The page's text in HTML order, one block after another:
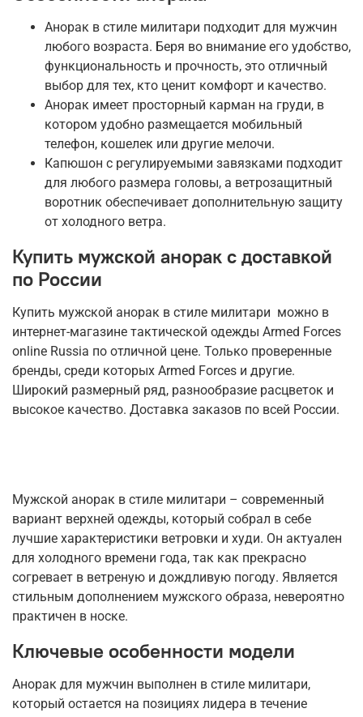
Анорак в стиле милитари подходит для мужчин
любого возраста. Беря во внимание его удобство,
функциональность и прочность, это отличный
выбор для тех, кто ценит комфорт и качество.
Анорак имеет просторный карман на груди, в
котором удобно размещается мобильный
телефон, кошелек или другие мелочи.
Капюшон с регулируемыми завязками подходит
для любого размера головы, а ветрозащитный
воротник обеспечивает дополнительную защиту
от холодного ветра.
Купить мужской анорак с доставкой
по России
Купить мужской анорак в стиле милитари можно в
интернет-магазине тактической одежды Armed Forces
online Russia по отличной цене. Только проверенные
бренды, среди которых Armed Forces и другие.
Широкий размерный ряд, разнообразие расцветок и
высокое качество. Доставка заказов по всей России.
Мужской анорак в стиле милитари – современный
вариант верхней одежды, который собрал в себе
лучшие характеристики ветровки и худи. Он актуален
для холодного времени года, так как прекрасно
согревает в ветреную и дождливую погоду. Является
стильным дополнением мужского образа, невероятно
практичен в носке.
Ключевые особенности модели
Анорак для мужчин выполнен в стиле милитари,
который остается на позициях лидера в течение